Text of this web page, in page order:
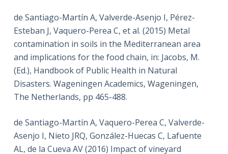
de Santiago-Martín A, Valverde-Asenjo I, Pérez-
Esteban J, Vaquero-Perea C, et al. (2015) Metal
contamination in soils in the Mediterranean area
and implications for the food chain, in: Jacobs, M.
(Ed.), Handbook of Public Health in Natural
Disasters. Wageningen Academics, Wageningen,
The Netherlands, pp 465-488.
de Santiago-Martín A, Vaquero-Perea C, Valverde-
Asenjo I, Nieto JRQ, González-Huecas C, Lafuente
AL, de la Cueva AV (2016) Impact of vineyard